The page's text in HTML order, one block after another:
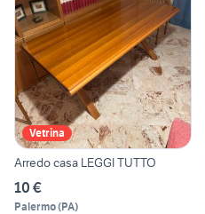
Vetrina
Arredo casa LEGGI TUTTO
10 €
Palermo(PA)